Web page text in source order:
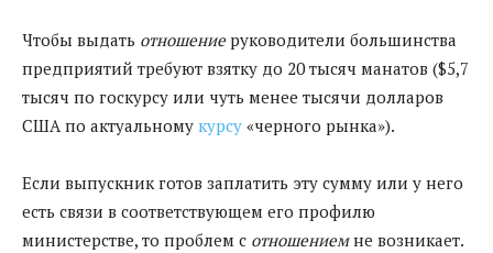
Чтобы выдать отношениеруководители большинства
предприятий требуют взятку до 20 тысяч манатов ($5,7
тысяч по госкурсу или чуть менее тысячи долларов
США по актуальному курсу «черного рынка»).
Если выпускник готов заплатить эту сумму или у него
есть связи в соответствующем его профилю
министерстве, то проблем с отношениемне возникает.